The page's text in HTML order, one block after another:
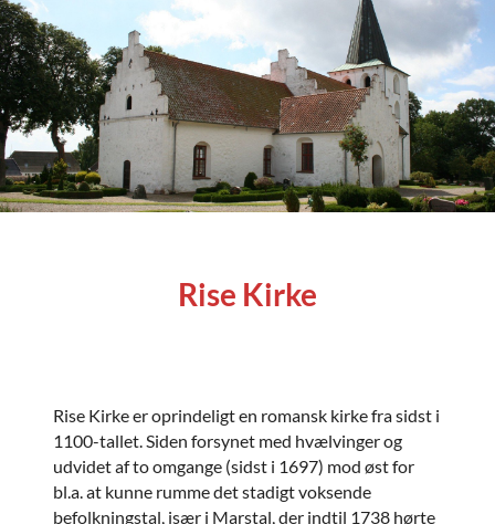
Rise Kirke
Rise Kirke er oprindeligt en romansk kirke fra sidst i
1100-tallet. Siden forsynet med hvælvinger og
udvidet af to omgange (sidst i 1697) mod øst for
bl.a. at kunne rumme det stadigt voksende
befolkningstal, især i Marstal, der indtil 1738 hørte